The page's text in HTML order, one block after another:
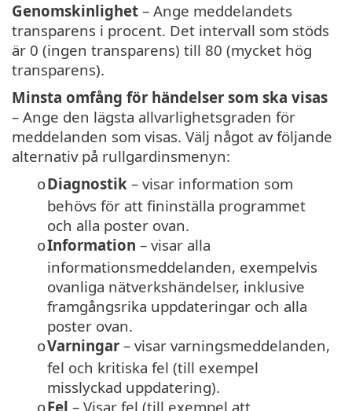
Genomskinlighet – Ange meddelandets
transparens i procent. Det intervall som stöds
är 0 (ingen transparens) till 80 (mycket hög
transparens).
Minsta omfång för händelser som ska visas
– Ange den lägsta allvarlighetsgraden för
meddelanden som visas. Välj något av följande
alternativ på rullgardinsmenyn:
oDiagnostik – visar information som
behövs för att fininställa programmet
och alla poster ovan.
oInformation – visar alla
informationsmeddelanden, exempelvis
ovanliga nätverkshändelser, inklusive
framgångsrika uppdateringar och alla
poster ovan.
oVarningar – visar varningsmeddelanden,
fel och kritiska fel (till exempel
misslyckad uppdatering).
Fel – Visar fel (till exempel att